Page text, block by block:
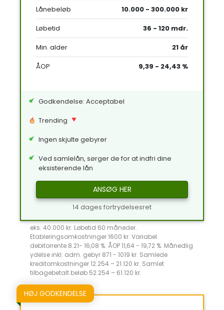
Lånebeløb
10.000 - 300.000 kr
Løbetid
36 - 120 mdr.
Min. alder
21 år
ÅOP
9,39 - 24,43 %
Godkendelse: Acceptabel
Trending
Ingen skjulte gebyrer
Ved samlelån, sørger de for at indfri dine
eksisterende lån
ANSØG HER
14 dages fortrydelsesret
eks: 40.000 kr. Løbetid 60 måneder.
Etableringsomkostninger 1600 kr. Variabel
debitorrente 8.21- 16,08 %. ÅOP 11,64 - 19,72 %. Månedlig
ydelse inkl. adm. gebyr 871 - 1019 kr. Samlede
kreditomkostninger 12.254 – 21.120 kr. Samlet
tilbagebetalt beløb 52.254 – 61.120 kr.
HØJ GODKENDELSE